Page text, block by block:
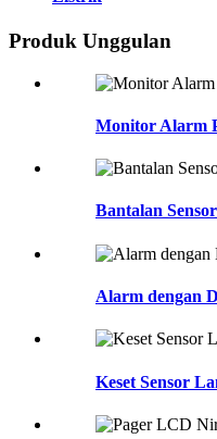
Produk Unggulan
Monitor Alarm
Bantalan
Alarm dengan
Keset Sensor